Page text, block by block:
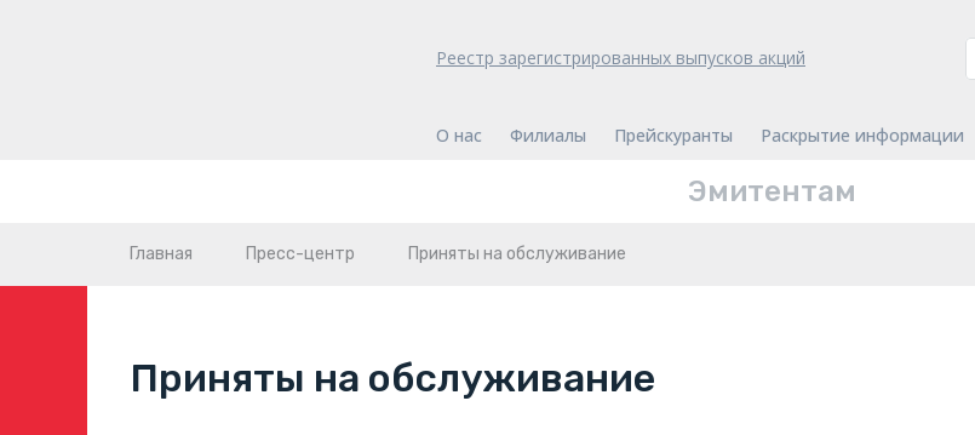
Реестр зарегистрированных выпусков акций
О нас Филиалы Прейскуранты Раскрытие информации
Эмитентам
Главная Пресс-центр Приняты на обслуживание
Приняты на обслуживание